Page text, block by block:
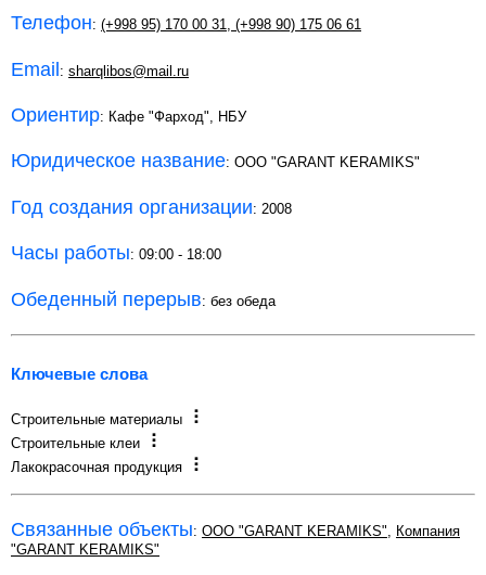
Телефон: (+998 95) 170 00 31, (+998 90) 175 06 61
Email: sharqlibos@mail.ru
Ориентир: Кафе "Фарход", НБУ
Юридическое название: ООО "GARANT KERAMIKS"
Год создания организации: 2008
Часы работы: 09:00 - 18:00
Обеденный перерыв: без обеда
Ключевые слова
Строительные материалы
Строительные клеи
Лакокрасочная продукция
Связанные объекты: ООО "GARANT KERAMIKS", Компания
"GARANT KERAMIKS"